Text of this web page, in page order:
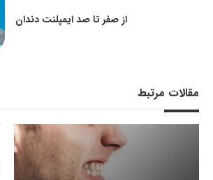
از صفر تا صد ایمپلنت دندان
مقالات مرتبط